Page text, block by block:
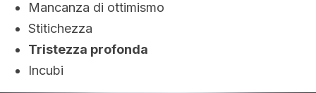
Mancanza di ottimismo
Stitichezza
Tristezza profonda
Incubi